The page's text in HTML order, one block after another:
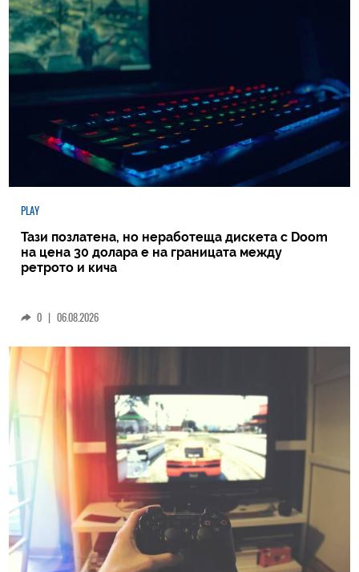
PLAY
Тази позлатена, но неработеща дискета с Doom
на цена 30 долара е на границата между
ретрото и кича
0 | 06.08.2026